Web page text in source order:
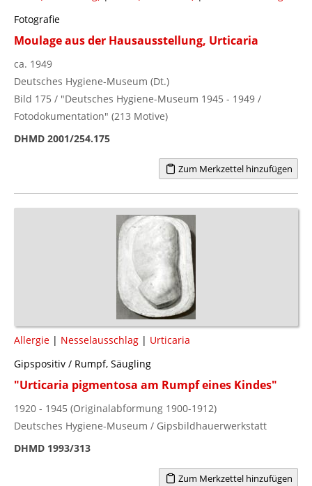
Fotografie
Moulage aus der Hausausstellung, Urticaria
ca. 1949
Deutsches Hygiene-Museum (Dt.)
Bild 175 / "Deutsches Hygiene-Museum 1945 - 1949 /
Fotodokumentation" (213 Motive)
DHMD 2001/254.175
Zum Merkzettel hinzufügen
Allergie | Nesselausschlag | Urticaria
Gipspositiv / Rumpf, Säugling
"Urticaria pigmentosa am Rumpf eines Kindes"
1920 - 1945 (Originalabformung 1900-1912)
Deutsches Hygiene-Museum / Gipsbildhauerwerkstatt
DHMD 1993/313
Zum Merkzettel hinzufügen